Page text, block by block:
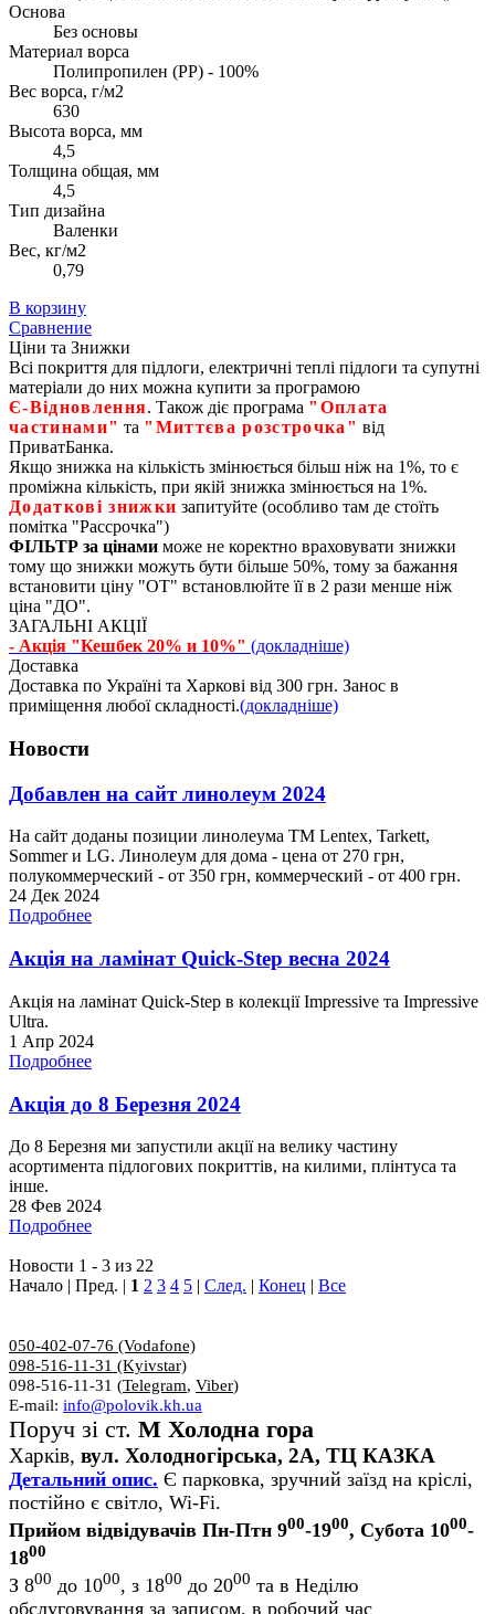
Основа
Без основы
Материал ворса
Полипропилен (PP) - 100%
Вес ворса, г/м2
630
Высота ворса, мм
4,5
Толщина общая, мм
4,5
Тип дизайна
Валенки
Вес, кг/м2
0,79
В корзину
Сравнение
Ціни та Знижки
Всі покриття для підлоги, електричні теплі підлоги та супутні
матеріали до них можна купити за програмою
Є‑Відновлення. Також діє програма "Оплата
частинами" та "Миттєва розстрочка" від
ПриватБанка.
Якщо знижка на кількість змінюється більш ніж на 1%, то є
проміжна кількість, при якій знижка змінюється на 1%.
Додаткові знижки запитуйте (особливо там де стоїть
помітка "Рассрочка")
ФІЛЬТР за цінами може не коректно враховувати знижки
тому що знижки можуть бути більше 50%, тому за бажання
встановити ціну "ОТ" встановлюйте її в 2 рази менше ніж
ціна "ДО".
ЗАГАЛЬНІ АКЦІЇ
- Акція "Кешбек 20% и 10%" (докладніше)
Доставка
Доставка по Україні та Харкові від 300 грн. Занос в
приміщення любої складності.(докладніше)
Новости
Добавлен на сайт линолеум 2024
На сайт доданы позиции линолеума ТМ Lentex, Tarkett,
Sommer и LG. Линолеум для дома - цена от 270 грн,
полукоммерческий - от 350 грн, коммерческий - от 400 грн.
24 Дек 2024
Подробнее
Акція на ламінат Quick-Step весна 2024
Акція на ламінат Quick-Step в колекції Impressive та Impressive
Ultra.
1 Апр 2024
Подробнее
Акція до 8 Березня 2024
До 8 Березня ми запустили акції на велику частину
асортимента підлогових покриттів, на килими, плінтуса та
інше.
28 Фев 2024
Подробнее
Новости 1 - 3 из 22
Начало | Пред. | 1 2 3 4 5 | След. | Конец | Все
050-402-07-76 (Vodafone)
098-516-11-31 (Kyivstar)
098-516-11-31 (Telegram, Viber)
E-mail: info@polovik.kh.ua
Поруч зі ст. М Холодна гора
Харків, вул. Холодногірська, 2А, ТЦ КАЗКА
Детальний опис. Є парковка, зручний заїзд на кріслі,
постійно є світло, Wi-Fi.
Прийом відвідувачів Пн-Птн 900-1900, Субота 1000-
1800
З 800 до 1000, з 1800 до 2000 та в Неділю
обслуговування за записом, в робочий час